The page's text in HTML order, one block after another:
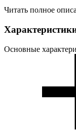
Читать полное
Основные